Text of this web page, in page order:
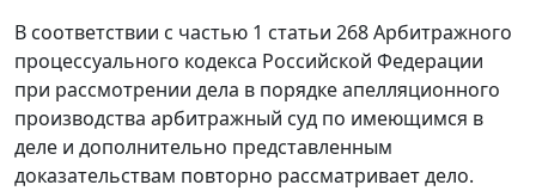
В соответствии с частью 1 статьи 268Арбитражного
процессуального кодекса Российской Федерации
при рассмотрении дела в порядке апелляционного
производства арбитражный суд по имеющимся в
деле и дополнительно представленным
доказательствам повторно рассматривает дело.